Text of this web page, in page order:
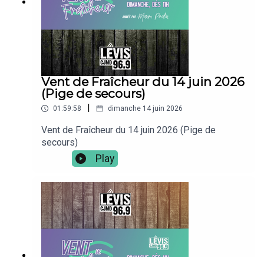
Vent de Fraîcheur du 14 juin 2026
(Pige de secours)
01:59:58 dimanche 14 juin 2026
Vent de Fraîcheur du 14 juin 2026 (Pige de
secours)
Play